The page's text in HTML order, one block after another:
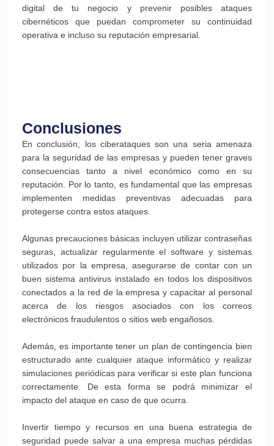
digital de tu negocio y prevenir posibles ataques
cibernéticos que puedan comprometer su continuidad
operativa e incluso su reputación empresarial.
Conclusiones
En conclusión, los ciberataques son una seria amenaza
para la seguridad de las empresas y pueden tener graves
consecuencias tanto a nivel económico como en su
reputación. Por lo tanto, es fundamental que las empresas
implementen medidas preventivas adecuadas para
protegerse contra estos ataques.
Algunas precauciones básicas incluyen utilizar contraseñas
seguras, actualizar regularmente el software y sistemas
utilizados por la empresa, asegurarse de contar con un
buen sistema antivirus instalado en todos los dispositivos
conectados a la red de la empresa y capacitar al personal
acerca de los riesgos asociados con los correos
electrónicos fraudulentos o sitios web engañosos.
Además, es importante tener un plan de contingencia bien
estructurado ante cualquier ataque informático y realizar
simulaciones periódicas para verificar si este plan funciona
correctamente. De esta forma se podrá minimizar el
impacto del ataque en caso de que ocurra.
Invertir tiempo y recursos en una buena estrategia de
seguridad puede salvar a una empresa muchas pérdidas